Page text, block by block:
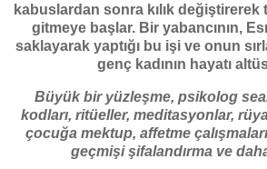
kabuslardan sonra kılık
gitmeye başlar. Bir yabancının,
saklayarak yaptığı bu işi ve onun
genç kadının hayatı
Büyük bir yüzleşme, psikolog
kodları, ritüeller, meditasyonlar,
çocuğa mektup, affetme
geçmişi şifalandırma ve